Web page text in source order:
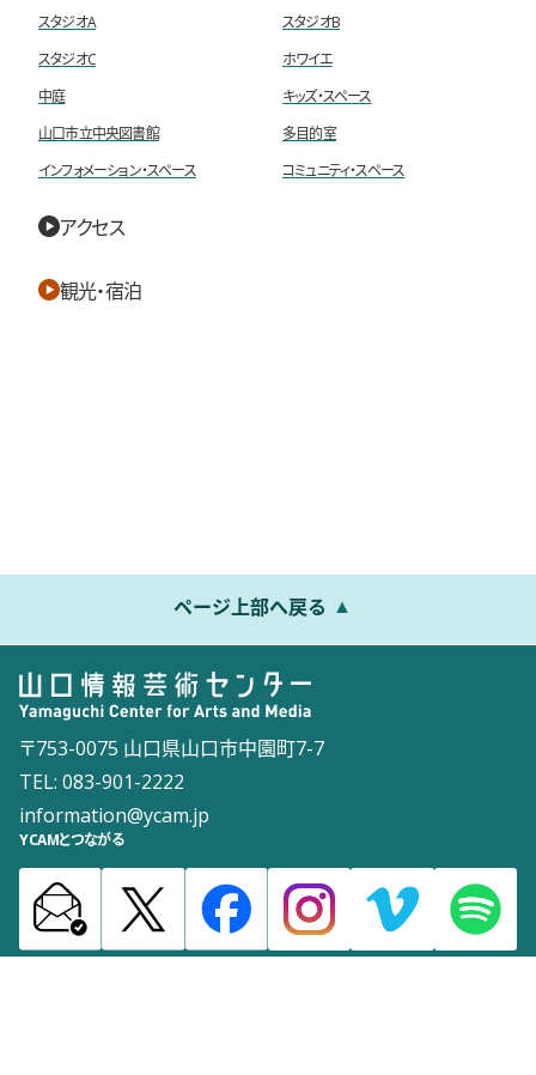
スタジオA
スタジオB
スタジオC
ホワイエ
中庭
キッズ・スペース
山口市立中央図書館
多目的室
インフォメーション・スペース
コミュニティ・スペース
アクセス
観光・宿泊
ページ上部へ戻る
〒753-0075 山口県山口市中園町7-7
TEL: 083-901-2222
information@ycam.jp
YCAMとつながる